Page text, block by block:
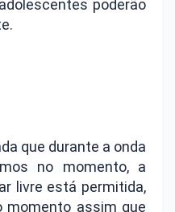
poderão
que durante a onda
no momento, a
livre está permitida,
momento assim que